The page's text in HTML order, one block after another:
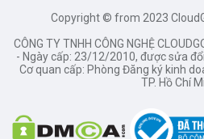
Copyright © from 2023
CÔNG TY TNHH CÔNG NGHỆ
- Ngày cấp: 23/12/2010, được sửa
Cơ quan cấp: Phòng Đăng ký kinh
TP. Hồ Chí